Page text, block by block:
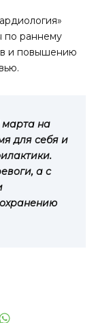
по раннему
и повышению
марта на
для себя и
а с